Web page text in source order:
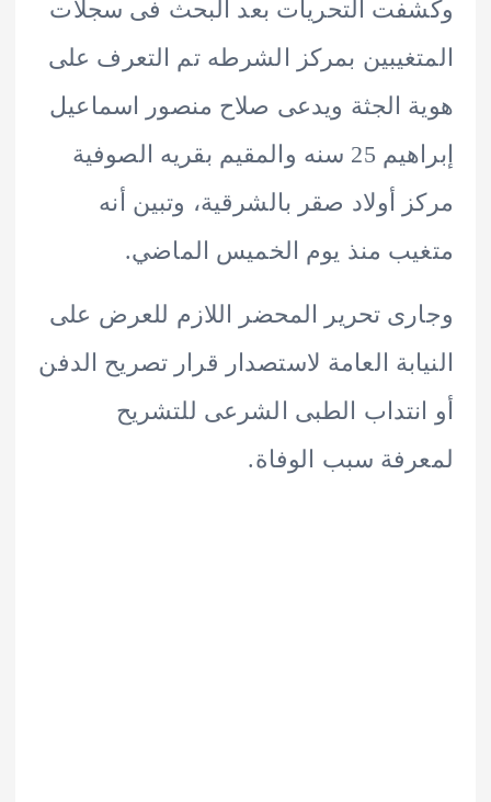
التحريات بعد البحث فى سجلات
بمركز الشرطه تم التعرف على
الجثة ويدعى صلاح منصور اسماعيل
إبراهيم 25 سنه والمقيم بقريه الصوفية
أولاد صقر بالشرقية، وتبين أنه
منذ يوم الخميس الماضي.
تحرير المحضر اللازم للعرض على
العامة لاستصدار قرار تصريح الدفن
الطبى الشرعى للتشريح
سبب الوفاة.